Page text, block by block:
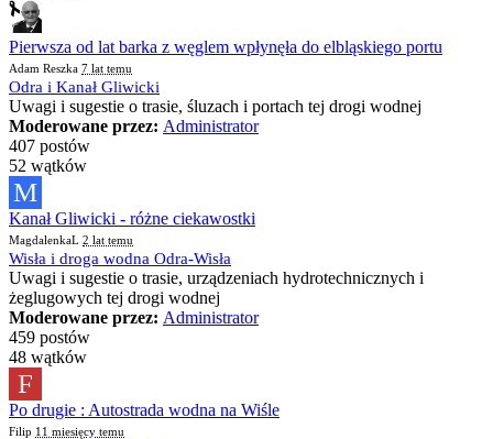
Pierwsza od lat barka z węglem wpłynęła do elbląskiego portu
Adam Reszka 7 lat temu
Odra i Kanał Gliwicki
Uwagi i sugestie o trasie, śluzach i portach tej drogi wodnej
Moderowane przez: Administrator
407 postów
52 wątków
M
Kanał Gliwicki - różne ciekawostki
MagdalenkaL 2 lat temu
Wisła i droga wodna Odra-Wisła
Uwagi i sugestie o trasie, urządzeniach hydrotechnicznych i
żeglugowych tej drogi wodnej
Moderowane przez: Administrator
459 postów
48 wątków
F
Po drugie : Autostrada wodna na Wiśle
Filip 11 miesięcy temu